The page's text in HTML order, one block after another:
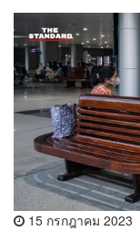
15 กรกฎาคม 2023